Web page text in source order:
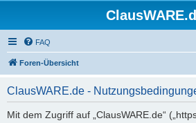
FAQ
Foren-Übersicht
ClausWARE.de -
Mit dem Zugriff auf „ClausWARE.de“